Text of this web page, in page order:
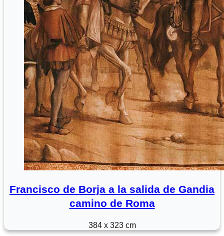
Francisco de Borja a la salida de Gandia
camino de Roma
384 x 323 cm